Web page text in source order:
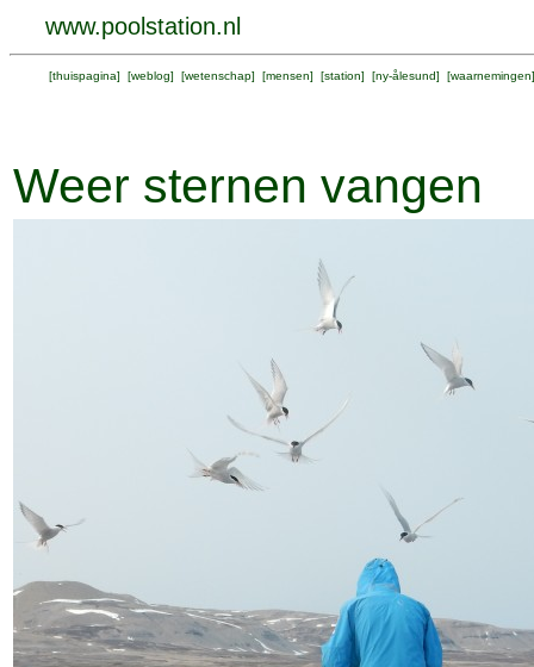
www.poolstation.nl
[thuispagina] [weblog] [wetenschap] [mensen] [station] [ny-ålesund] [waarnemingen
Weer sternen vangen